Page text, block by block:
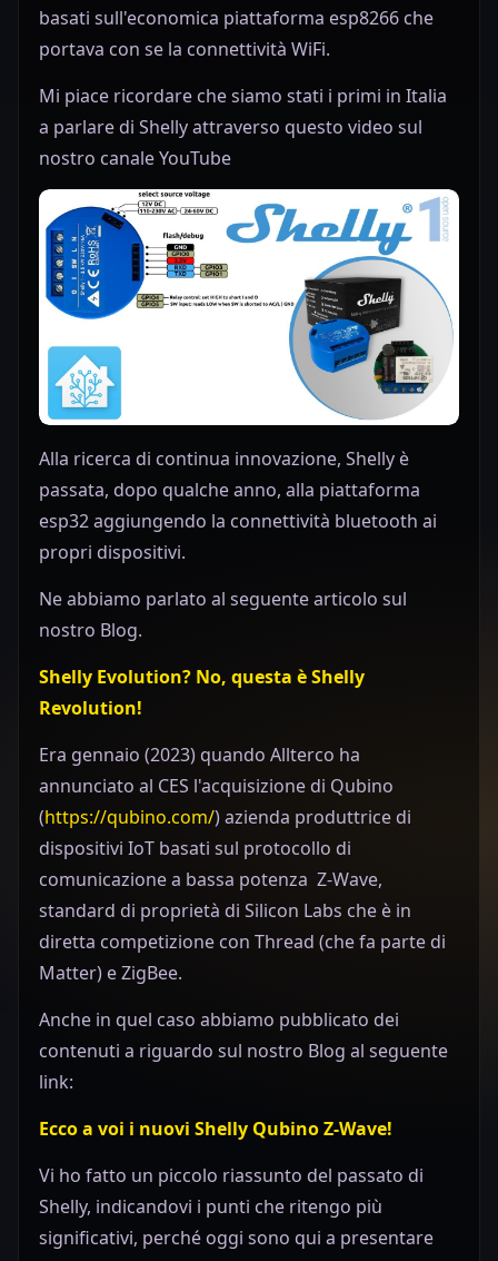
basati sull'economica piattaforma esp8266 che
portava con se la connettività WiFi.
Mi piace ricordare che siamo stati i primi in Italia
a parlare di Shelly attraverso questo video sul
nostro canale YouTube
Play
Alla ricerca di continua innovazione, Shelly è
passata, dopo qualche anno, alla piattaforma
esp32 aggiungendo la connettività bluetooth ai
propri dispositivi.
Ne abbiamo parlato al seguente articolo sul
nostro Blog.
Shelly Evolution? No, questa è Shelly
Revolution!
Era gennaio (2023) quando Allterco ha
annunciato al CES l'acquisizione di Qubino
(https://qubino.com/) azienda produttrice di
dispositivi IoT basati sul protocollo di
comunicazione a bassa potenza Z-Wave,
standard di proprietà di Silicon Labs che è in
diretta competizione con Thread (che fa parte di
Matter) e ZigBee.
Anche in quel caso abbiamo pubblicato dei
contenuti a riguardo sul nostro Blog al seguente
link:
Ecco a voi i nuovi Shelly Qubino Z-Wave!
Vi ho fatto un piccolo riassunto del passato di
Shelly, indicandovi i punti che ritengo più
significativi, perché oggi sono qui a presentare